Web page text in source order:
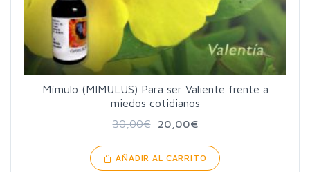
Mímulo (MIMULUS) Para ser Valiente frente a
miedos cotidianos
30,00€ 20,00€
AÑADIR AL CARRITO